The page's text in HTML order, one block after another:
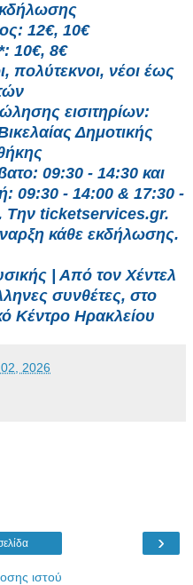
12€, 10€
10€, 8€
πολύτεκνοι, νέοι έως
εισιτηρίων:
Δημοτικής
09:30 - 14:30 και
09:30 - 14:00 & 17:30 -
Την ticketservices.gr.
κάθε εκδήλωσης.
| Από τον Χέντελ
συνθέτες, στο
Κέντρο Ηρακλείου
02, 2026
›
ιστού